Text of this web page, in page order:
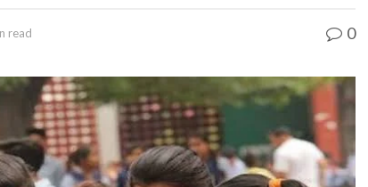
read 0